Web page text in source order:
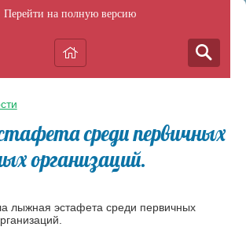
Перейти на полную версию
среди первичных
организаций.
лыжная эстафета среди первичных